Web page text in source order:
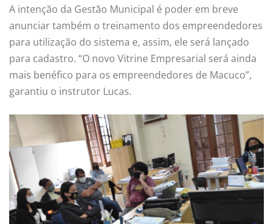
A intenção da Gestão Municipal é poder em breve
anunciar também o treinamento dos empreendedores
para utilização do sistema e, assim, ele será lançado
para cadastro. “O novo Vitrine Empresarial será ainda
mais benéfico para os empreendedores de Macuco”,
garantiu o instrutor Lucas.